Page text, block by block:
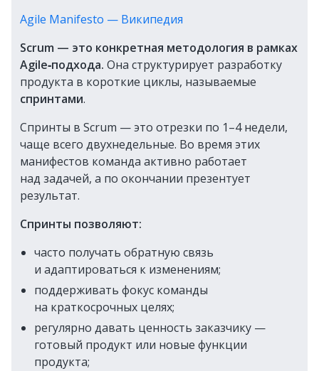
Agile Manifesto — Википедия
Scrum — это конкретная методология в рамках
Agile‑подхода. Она структурирует разработку
продукта в короткие циклы, называемые
спринтами.
Спринты в Scrum — это отрезки по 1–4 недели,
чаще всего двухнедельные. Во время этих
манифестов команда активно работает
над задачей, а по окончании презентует
результат.
Спринты позволяют:
часто получать обратную связь
и адаптироваться к изменениям;
поддерживать фокус команды
на краткосрочных целях;
регулярно давать ценность заказчику —
готовый продукт или новые функции
продукта;